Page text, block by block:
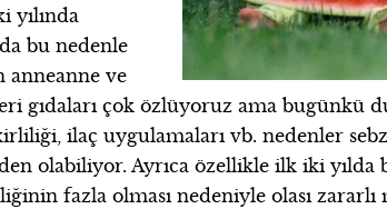
yılında
bu nedenle
anneanne ve
gıdaları çok özlüyoruz ama bugünkü
ilaç uygulamaları vb. nedenler
olabiliyor. Ayrıca özellikle ilk iki yılda
fazla olması nedeniyle olası